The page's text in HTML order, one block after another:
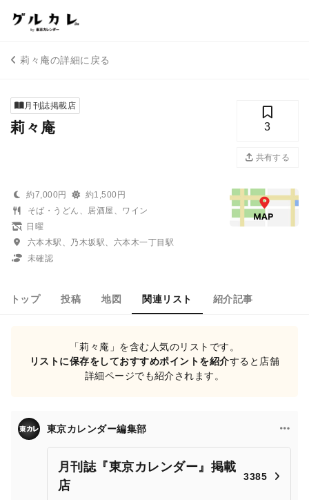
莉々庵の詳細に戻る
月刊誌掲載店
莉々庵 3
共有する
約7,000円
約1,500円
そば・うどん、居酒屋、ワイン
日曜
六本木駅、乃木坂駅、六本木一丁目駅
未確認
トップ 投稿 地図 関連リスト 紹介記事
「莉々庵」を含む人気のリストです。
リストに保存をしておすすめポイントを紹介すると店舗
詳細ページでも紹介されます。
東京カレンダー編集部
月刊誌『東京カレンダー』掲載
店
3385